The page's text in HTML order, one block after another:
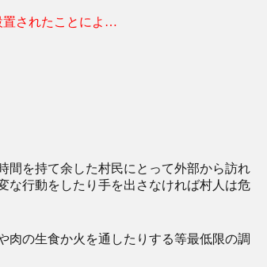
置されたことによ…
間を持て余した村民にとって外部から訪れ
な行動をしたり手を出さなければ村人は危
肉の生食か火を通したりする等最低限の調